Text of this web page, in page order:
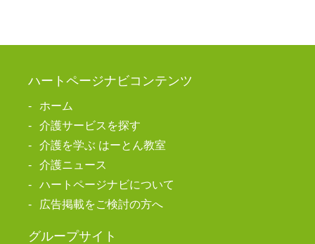
ハートページナビコンテンツ
ホーム
介護サービスを探す
介護を学ぶ はーとん教室
介護ニュース
ハートページナビについて
広告掲載をご検討の方へ
グループサイト